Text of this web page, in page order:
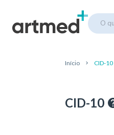
O
Início CID-10
CID-10